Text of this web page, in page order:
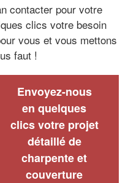
contacter pour votre
clics votre besoin
vous et vous mettons
faut !
Envoyez-nous
en quelques
clics votre projet
détaillé de
charpente et
couverture